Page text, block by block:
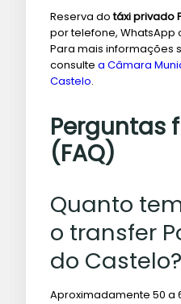
Reserva dotáxi privado
por telefone, WhatsApp
Para mais informações
consulte a Câmara
Castelo.
Perguntas
(FAQ)
Quanto
o transfer
do Castelo?
Aproximadamente 50 a